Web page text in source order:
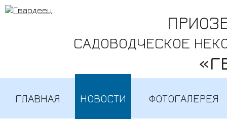
САДОВОДЧЕСКОЕ
ГЛАВНАЯ НОВОСТИ ФОТОГАЛЕРЕЯ